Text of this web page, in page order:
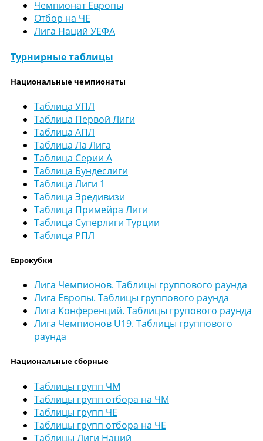
Чемпионат Европы
Отбор на ЧЕ
Лига Наций УЕФА
Турнирные таблицы
Национальные чемпионаты
Таблица УПЛ
Таблица Первой Лиги
Таблица АПЛ
Таблица Ла Лига
Таблица Серии А
Таблица Бундеслиги
Таблица Лиги 1
Таблица Эредивизи
Таблица Примейра Лиги
Таблица Суперлиги Турции
Таблица РПЛ
Еврокубки
Лига Чемпионов. Таблицы группового раунда
Лига Европы. Таблицы группового раунда
Лига Конференций. Таблицы групового раунда
Лига Чемпионов U19. Таблицы группового
раунда
Национальные сборные
Таблицы групп ЧМ
Таблицы групп отбора на ЧМ
Таблицы групп ЧЕ
Таблицы групп отбора на ЧЕ
Таблицы Лиги Наций